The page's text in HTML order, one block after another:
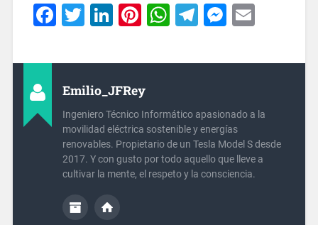
Facebook
Twitter
LinkedIn
Pinterest
WhatsApp
Telegram
Email
Emilio_JFRey
Ingeniero Técnico Informático apasionado a la
movilidad eléctrica sostenible y energías
renovables. Propietario de un Tesla Model S desde
2017. Y con gusto por todo aquello que lleve a
cultivar la mente, el respeto y la consciencia.